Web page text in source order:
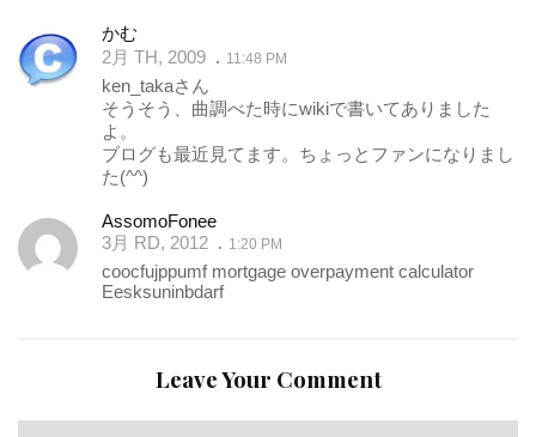
かむ
2月 TH, 2009
11:48 PM
ken_takaさん
そうそう、曲調べた時にwikiで書いてありました
よ。
ブログも最近見てます。ちょっとファンになりまし
た(^^)
AssomoFonee
3月 RD, 2012
1:20 PM
coocfujppumf mortgage overpayment calculator
Eesksuninbdarf
Leave Your Comment